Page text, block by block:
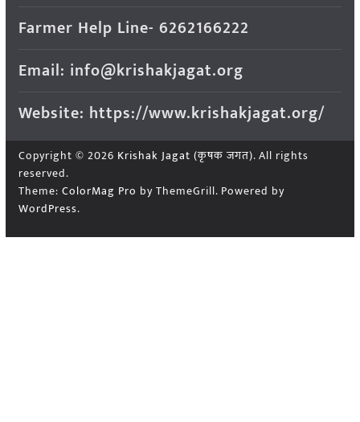
Farmer Help Line- 6262166222
Email: info@krishakjagat.org
Website: https://www.krishakjagat.org/
Copyright © 2026 Krishak Jagat (कृषक जगत). All rights
reserved.
Theme: ColorMag Pro by ThemeGrill. Powered by
WordPress.